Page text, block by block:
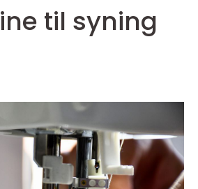
til syning